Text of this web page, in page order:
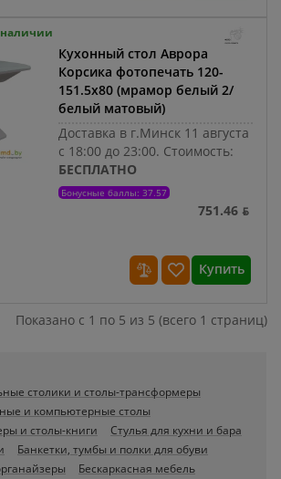
Кухонный стол Аврора
Корсика фотопечать 120-
151.5x80 (мрамор белый 2/
белый матовый)
Доставка в г.Минск 11 августа
с 18:00 до 23:00. Стоимость:
БЕСПЛАТНО
Бонусные баллы: 37.57
751.46 ƃ
Купить
Показано с 1 по 5 из 5 (всего 1 страниц)
столики и столы-трансформеры
и компьютерные столы
и столы-книги
Стулья для кухни и бара
Банкетки, тумбы и полки для обуви
Бескаркасная мебель